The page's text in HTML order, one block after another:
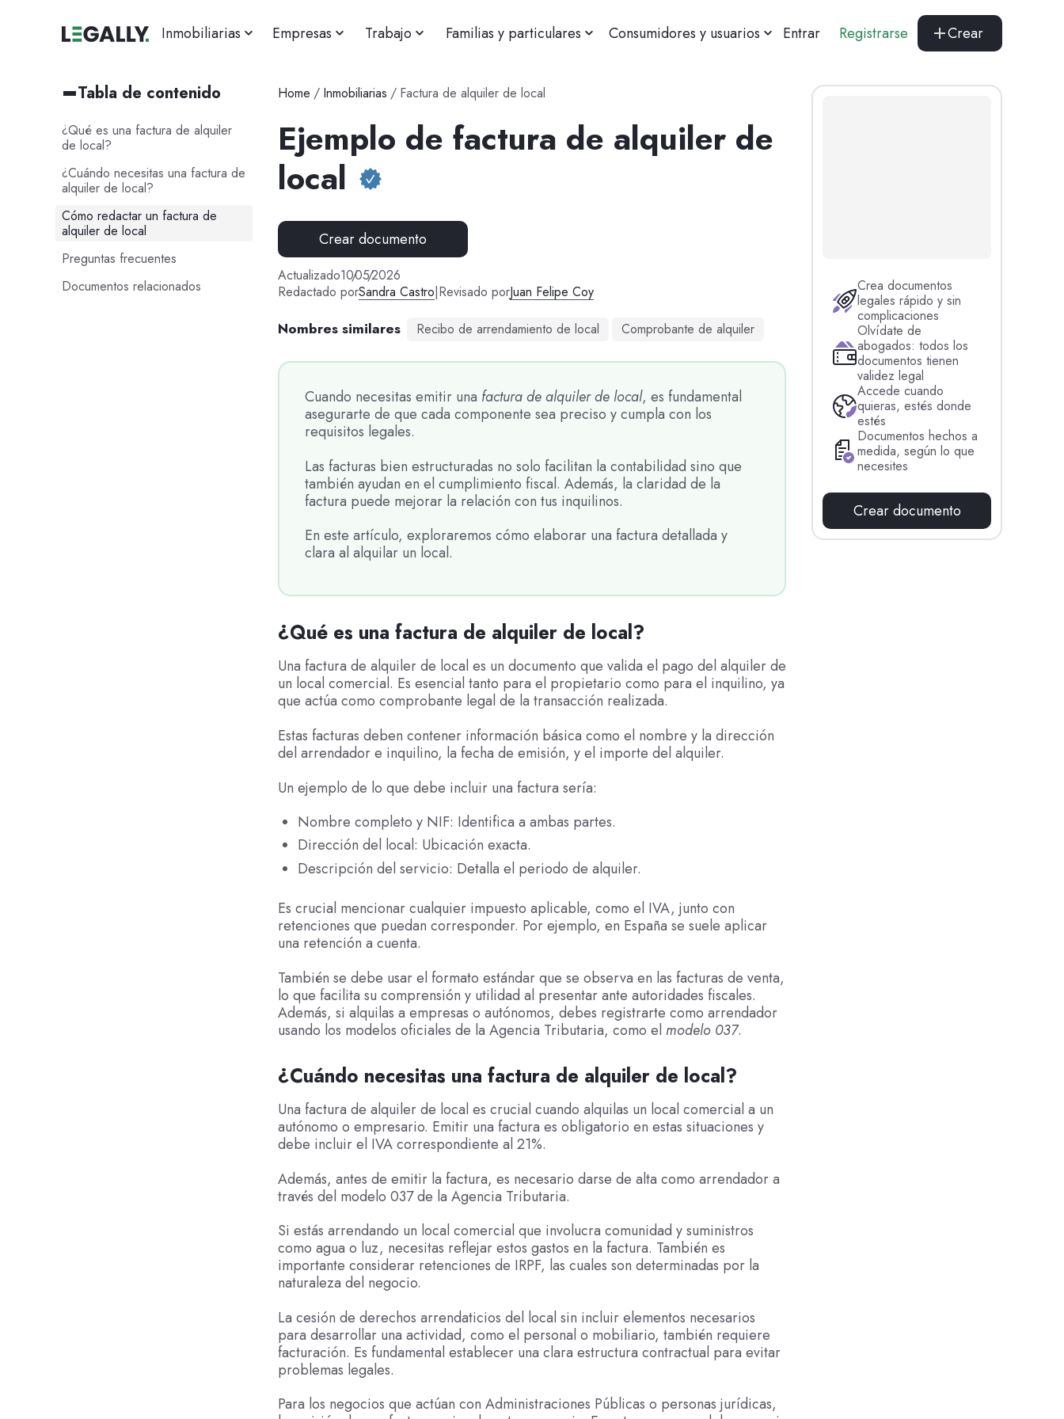
Inmobiliarias Empresas Trabajo Familias y particulares Consumidores y usuarios Entrar Registrarse Crear
Home / Inmobiliarias / Factura de alquiler de local
Ejemplo de factura de alquiler de
local
Crear documento
Actualizado10/05/2026
Redactado porSandra Castro|Revisado porJuan Felipe Coy
Nombres similares Recibo de arrendamiento de local Comprobante de alquiler
Crea documentos
legales rápido y sin
complicaciones
Olvídate de
abogados: todos los
documentos tienen
validez legal
Accede cuando
quieras, estés donde
estés
Documentos hechos a
medida, según lo que
necesites
Crear documento
Cuando necesitas emitir una factura de alquiler de local, es fundamental
asegurarte de que cada componente sea preciso y cumpla con los
requisitos legales.
Las facturas bien estructuradas no solo facilitan la contabilidad sino que
también ayudan en el cumplimiento fiscal. Además, la claridad de la
factura puede mejorar la relación con tus inquilinos.
En este artículo, exploraremos cómo elaborar una factura detallada y
clara al alquilar un local.
Tabla de contenido
¿Qué es una factura de alquiler
de local?
¿Cuándo necesitas una factura de
alquiler de local?
Cómo redactar un factura de
alquiler de local
Preguntas frecuentes
Documentos relacionados
¿Qué es una factura de alquiler de local?
Una factura de alquiler de local es un documento que valida el pago del alquiler de
un local comercial. Es esencial tanto para el propietario como para el inquilino, ya
que actúa como comprobante legal de la transacción realizada.
Estas facturas deben contener información básica como el nombre y la dirección
del arrendador e inquilino, la fecha de emisión, y el importe del alquiler.
Un ejemplo de lo que debe incluir una factura sería:
Nombre completo y NIF: Identifica a ambas partes.
Dirección del local: Ubicación exacta.
Descripción del servicio: Detalla el periodo de alquiler.
Es crucial mencionar cualquier impuesto aplicable, como el IVA, junto con
retenciones que puedan corresponder. Por ejemplo, en España se suele aplicar
una retención a cuenta.
También se debe usar el formato estándar que se observa en las facturas de venta,
lo que facilita su comprensión y utilidad al presentar ante autoridades fiscales.
Además, si alquilas a empresas o autónomos, debes registrarte como arrendador
usando los modelos oficiales de la Agencia Tributaria, como el modelo 037.
¿Cuándo necesitas una factura de alquiler de local?
Una factura de alquiler de local es crucial cuando alquilas un local comercial a un
autónomo o empresario. Emitir una factura es obligatorio en estas situaciones y
debe incluir el IVA correspondiente al 21%.
Además, antes de emitir la factura, es necesario darse de alta como arrendador a
través del modelo 037 de la Agencia Tributaria.
Si estás arrendando un local comercial que involucra comunidad y suministros
como agua o luz, necesitas reflejar estos gastos en la factura. También es
importante considerar retenciones de IRPF, las cuales son determinadas por la
naturaleza del negocio.
La cesión de derechos arrendaticios del local sin incluir elementos necesarios
para desarrollar una actividad, como el personal o mobiliario, también requiere
facturación. Es fundamental establecer una clara estructura contractual para evitar
problemas legales.
Para los negocios que actúan con Administraciones Públicas o personas jurídicas,